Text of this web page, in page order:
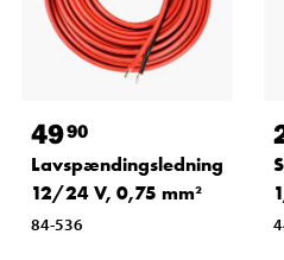
4990
Lavspændingsledning
12/24 V, 0,75 mm²
84-536